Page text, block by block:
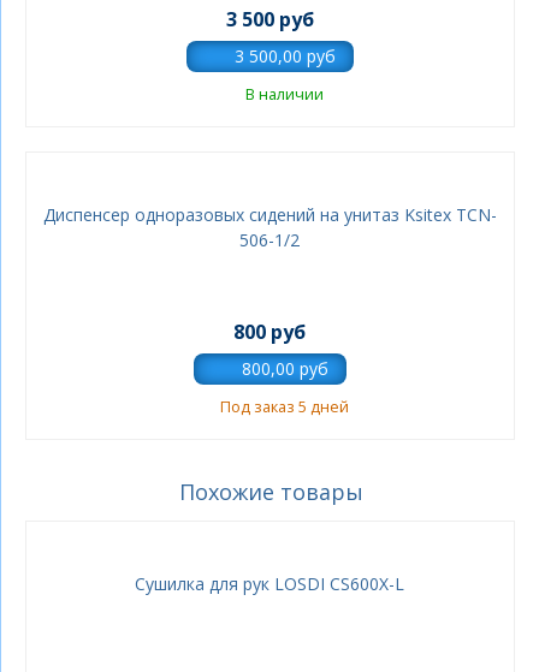
3 500 руб
В наличии
Диспенсер одноразовых сидений на унитаз Ksitex TCN-
506-1/2
800 руб
Под заказ 5 дней
Похожие товары
Сушилка для рук LOSDI CS600X-L